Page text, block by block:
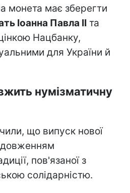
монета має зберегти
Іоанна Павла II та
Нацбанку,
для України й
нумізматичну
що випуск нової
пов'язаної з
солідарністю.